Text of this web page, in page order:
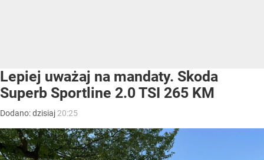
Lepiej uważaj na mandaty. Skoda
Superb Sportline 2.0 TSI 265 KM
Dodano:dzisiaj 20:25